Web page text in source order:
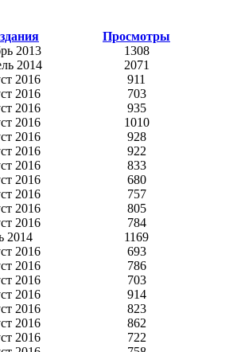
Просмотры
2013
1308
2014
2071
2016
911
2016
703
2016
935
2016
1010
2016
928
2016
922
2016
833
2016
680
2016
757
2016
805
2016
784
2014
1169
2016
693
2016
786
2016
703
2016
914
2016
823
2016
862
2016
722